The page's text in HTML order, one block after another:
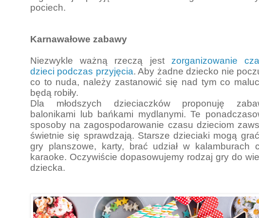
pociech.
Karnawałowe zabawy
Niezwykle ważną rzeczą jest zorganizowanie
dzieci podczas przyjęcia. Aby żadne dziecko nie
co to nuda, należy zastanowić się nad tym co
będą robiły.
Dla młodszych dzieciaczków proponuję
balonikami lub bańkami mydlanymi. Te
sposoby na zagospodarowanie czasu dzieciom
świetnie się sprawdzają. Starsze dzieciaki mogą
gry planszowe, karty, brać udział w kalamburach
karaoke. Oczywiście dopasowujemy rodzaj gry do
dziecka.